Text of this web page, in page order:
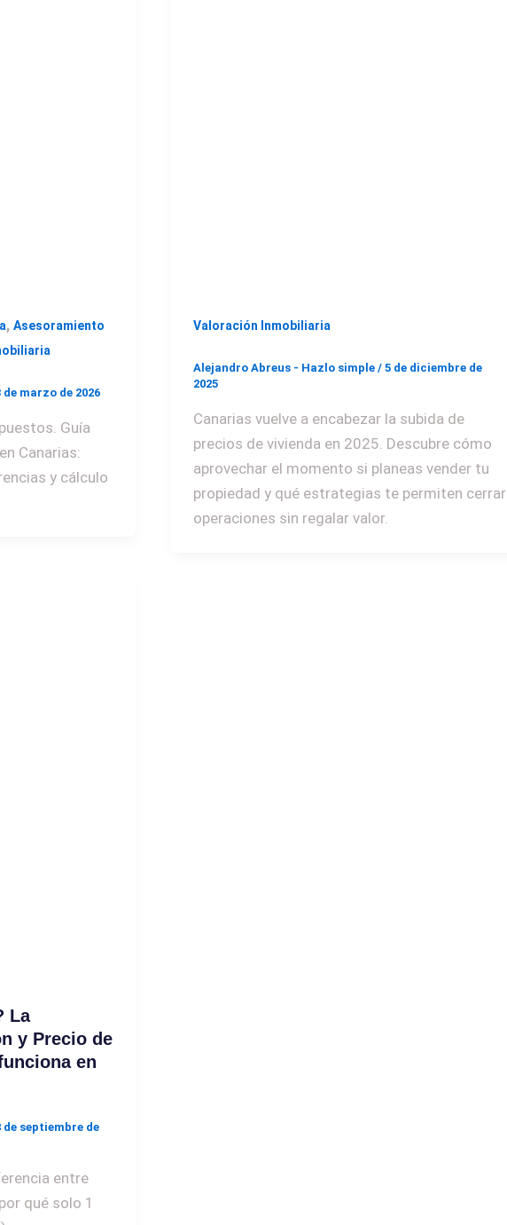
, Asesoramiento
de marzo de 2026
Guía
Canarias:
y cálculo
Valoración Inmobiliaria
Alejandro Abreus - Hazlo simple/5 de diciembre de
2025
Canarias vuelve a encabezar la subida de
precios de vivienda en 2025. Descubre cómo
aprovechar el momento si planeas vender tu
propiedad y qué estrategias te permiten cerrar
operaciones sin regalar valor.
La
y Precio de
en
de septiembre de
entre
qué solo 1